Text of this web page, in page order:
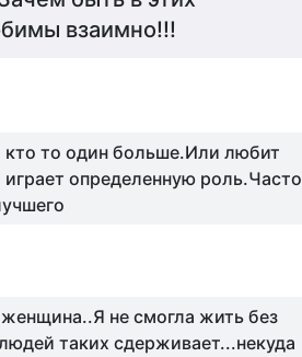
взаимно!!!
кто то один больше.Или любит
определенную роль.Часто
не смогла жить без
таких сдерживает...некуда